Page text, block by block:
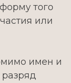
того
или
имен и
разряд